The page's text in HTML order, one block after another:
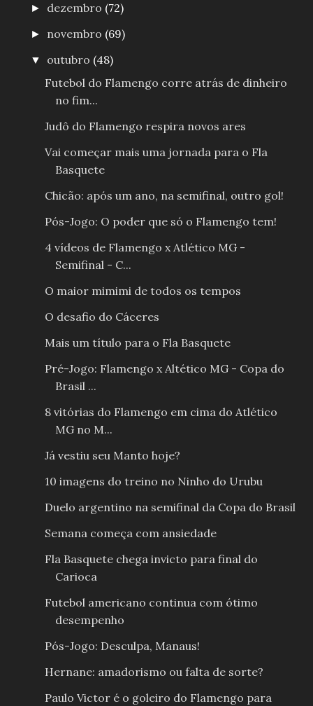
► dezembro (72)
► novembro (69)
▼ outubro (48)
Futebol do Flamengo corre atrás de dinheiro
no fim...
Judô do Flamengo respira novos ares
Vai começar mais uma jornada para o Fla
Basquete
Chicão: após um ano, na semifinal, outro gol!
Pós-Jogo: O poder que só o Flamengo tem!
4 vídeos de Flamengo x Atlético MG -
Semifinal - C...
O maior mimimi de todos os tempos
O desafio do Cáceres
Mais um título para o Fla Basquete
Pré-Jogo: Flamengo x Altético MG - Copa do
Brasil ...
8 vitórias do Flamengo em cima do Atlético
MG no M...
Já vestiu seu Manto hoje?
10 imagens do treino no Ninho do Urubu
Duelo argentino na semifinal da Copa do Brasil
Semana começa com ansiedade
Fla Basquete chega invicto para final do
Carioca
Futebol americano continua com ótimo
desempenho
Pós-Jogo: Desculpa, Manaus!
Hernane: amadorismo ou falta de sorte?
Paulo Victor é o goleiro do Flamengo para